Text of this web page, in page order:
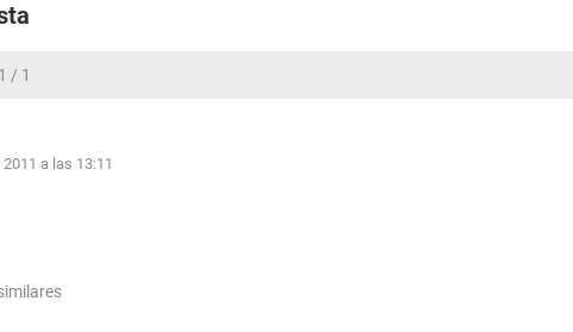
/ 1
2011 a las 13:11